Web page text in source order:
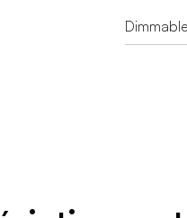
Dimmable